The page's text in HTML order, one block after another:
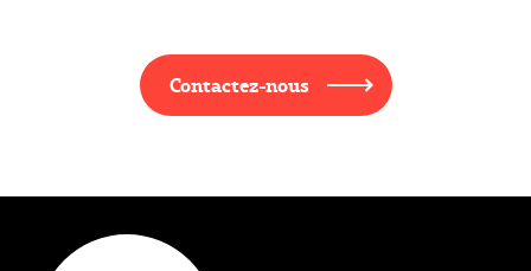
Contactez-nous